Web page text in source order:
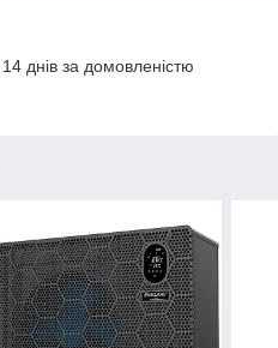
днів за домовленістю